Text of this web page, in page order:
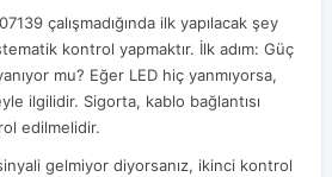
çalışmadığında ilk yapılacak şey
kontrol yapmaktır. İlk adım: Güç
mu? Eğer LED hiç yanmıyorsa,
ilgilidir. Sigorta, kablo bağlantısı
edilmelidir.
sinyali gelmiyor diyorsanız, ikinci kontrol